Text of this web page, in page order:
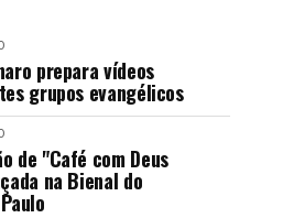
prepara vídeos
grupos evangélicos
de "Café com Deus
na Bienal do